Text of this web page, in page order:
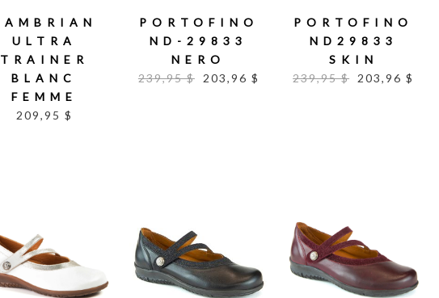
ULTRA
TRAINER
BLANC
FEMME
209,95 $
PORTOFINO
ND-29833
NERO
239,95 $
203,96 $
PORTOFINO
ND29833
SKIN
239,95 $
203,96 $